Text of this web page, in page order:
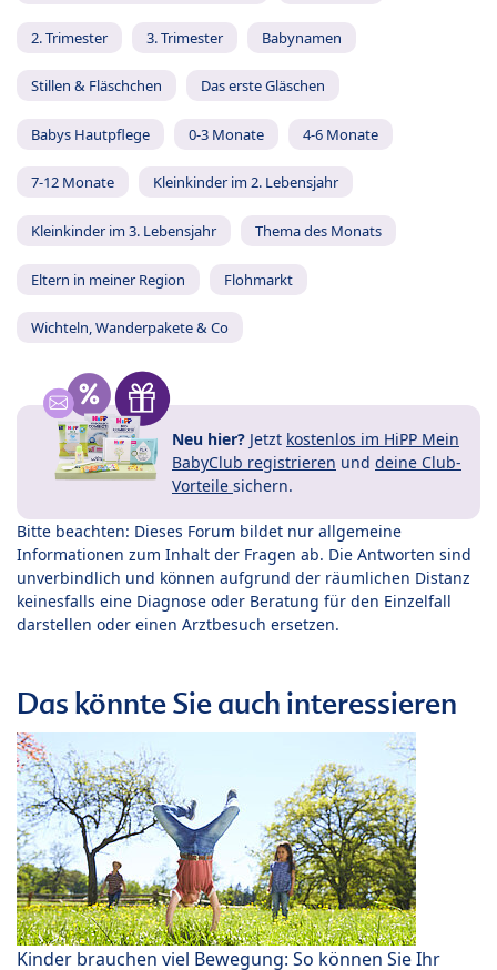
2. Trimester 3. Trimester Babynamen
Stillen & Fläschchen Das erste Gläschen
Babys Hautpflege 0-3 Monate 4-6 Monate
7-12 Monate Kleinkinder im 2. Lebensjahr
Kleinkinder im 3. Lebensjahr Thema des Monats
Eltern in meiner Region Flohmarkt
Wichteln, Wanderpakete & Co
Neu hier? Jetzt kostenlos im HiPP Mein
BabyClub registrieren und deine Club-
Vorteile sichern.
Bitte beachten: Dieses Forum bildet nur allgemeine
Informationen zum Inhalt der Fragen ab. Die Antworten sind
unverbindlich und können aufgrund der räumlichen Distanz
keinesfalls eine Diagnose oder Beratung für den Einzelfall
darstellen oder einen Arztbesuch ersetzen.
Das könnte Sie auch interessieren
Kinder brauchen viel Bewegung: So können Sie Ihr